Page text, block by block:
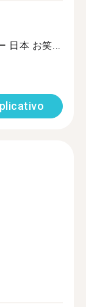
日本 お笑...